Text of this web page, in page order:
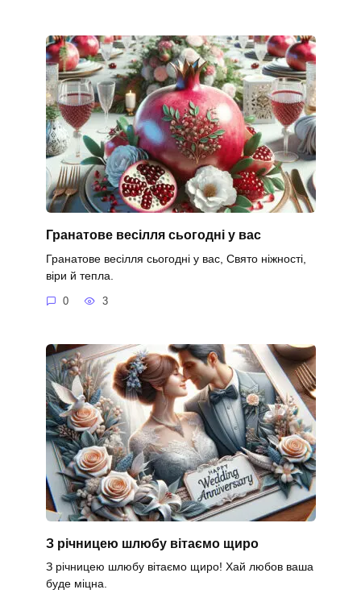
Гранатове весілля сьогодні у вас
Гранатове весілля сьогодні у вас, Свято ніжності,
віри й тепла.
0 3
З річницею шлюбу вітаємо щиро
З річницею шлюбу вітаємо щиро! Хай любов ваша
буде міцна.